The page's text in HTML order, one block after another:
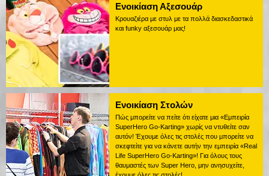
Ενοικίαση Αξεσουάρ
Κρουαζιέρα με στυλ με τα πολλά διασκεδαστικά
και funky αξεσουάρ μας!
Ενοικίαση Στολών
Πώς μπορείτε να πείτε ότι είχατε μια «Εμπειρία
SuperHero Go-Karting» χωρίς να ντυθείτε σαν
αυτόν! Έχουμε όλες τις στολές που μπορείτε να
σκεφτείτε για να κάνετε αυτήν την εμπειρία «Real
Life SuperHero Go-Karting»! Για όλους τους
θαυμαστές των Super Hero, μην ανησυχείτε,